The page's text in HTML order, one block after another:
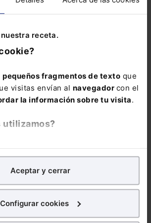
receta.
pequeños fragmentos de texto que
visitas envían al navegador con el
la información sobre tu visita.
utilizamos?
demejorar tu experienciaen
También con fines publicitarios,
publicidad y contenidos de tu
hacer?
Aceptar y cerrar
Configurar cookies
de Seguridad
Social:Pack
COMENTAR